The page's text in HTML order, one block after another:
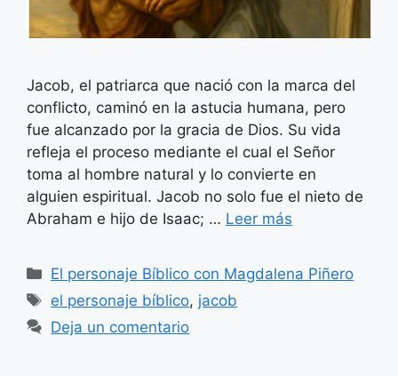
Jacob, el patriarca que nació con la marca del
conflicto, caminó en la astucia humana, pero
fue alcanzado por la gracia de Dios. Su vida
refleja el proceso mediante el cual el Señor
toma al hombre natural y lo convierte en
alguien espiritual. Jacob no solo fue el nieto de
Abraham e hijo de Isaac; … Leer más
Categorías
El personaje Bíblico con Magdalena Piñero
Etiquetas
el personaje bíblico, jacob
Deja un comentario